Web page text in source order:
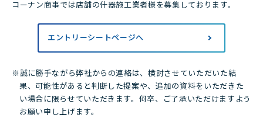
コーナン商事では店舗の什器施工業者様を募集しております。
エントリーシートページへ
※誠に勝手ながら弊社からの連絡は、検討させていただいた結
果、可能性があると判断した提案や、追加の資料をいただきた
い場合に限らせていただきます。何卒、ご了承いただけますよう
お願い申し上げます。